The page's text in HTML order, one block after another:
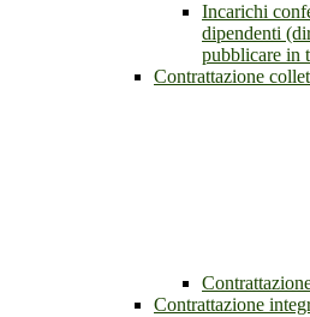
Incarichi
dipendenti
pubblicare in
Contrattazione
Contrattazione